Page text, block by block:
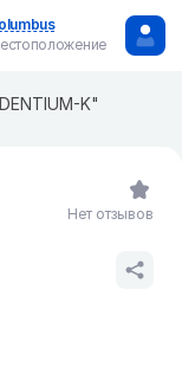
K"
Нет отзывов